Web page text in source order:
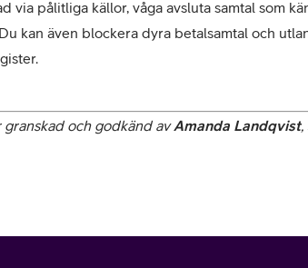
via pålitliga källor, våga avsluta samtal som
kan även blockera dyra betalsamtal och
och godkänd av Amanda Landqvist,